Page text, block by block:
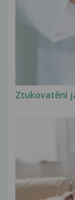
Ztukovatění